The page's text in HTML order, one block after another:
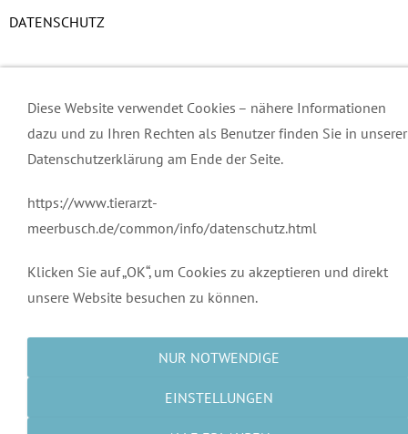
DATENSCHUTZ
Impressum
Diese Website verwendet Cookies – nähere Informationen
dazu und zu Ihren Rechten als Benutzer finden Sie in unserer
Datenschutzerklärung am Ende der Seite.
https://www.tierarzt-
meerbusch.de/common/info/datenschutz.html
Klicken Sie auf „OK“, um Cookies zu akzeptieren und direkt
unsere Website besuchen zu können.
NUR NOTWENDIGE
EINSTELLUNGEN